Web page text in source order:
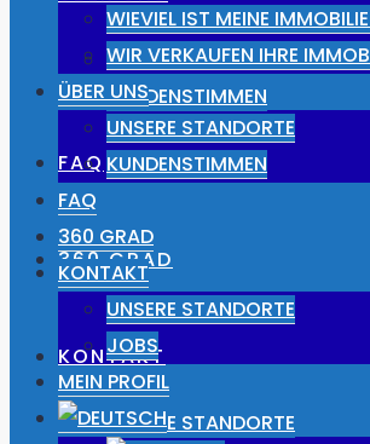
UNSERE STANDORTE
KUNDENSTIMMEN
FAQ
360 GRAD
KONTAKT
UNSERE STANDORTE
WIEVIEL IST MEINE
WIR VERKAUFEN IHRE
ÜBER UNS
UNSERE STANDORTE
KUNDENSTIMMEN
FAQ
360 GRAD
KONTAKT
UNSERE STANDORTE
JOBS
MEIN PROFIL